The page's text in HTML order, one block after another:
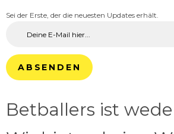
Sei der Erste, der die neuesten Updates erhält.
ABSENDEN
Betballers ist